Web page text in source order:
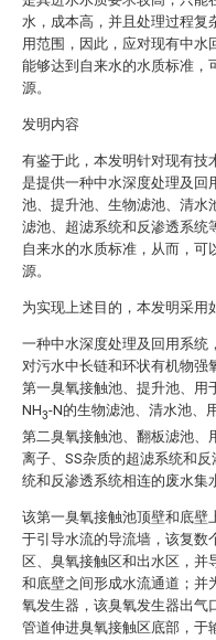
水，成本高，并且处理过程复
用范围，因此，应对现有中水
能够达到自来水的水质标准，
源。
发明内容
有鉴于此，本发明针对现有技
是提供一种中水深度处理及回
池、提升池、生物滤池、清水
滤池、超滤系统和反渗透系统
自来水的水质标准，从而，可
源。
为实现上述目的，本发明采用
一种中水深度处理及回用系统
对污水中长链和环状有机物强
第一臭氧接触池、提升池、用
NH3-N的生物滤池、清水池、
第二臭氧接触池、翻板滤池、
离子、SS杂质的超滤系统和
统和反渗透系统相连的废水集
该第一臭氧接触池顶壁和底壁
于引导水流的导流墙，该复数
区、臭氧接触区和出水区，并
和底壁之间形成水流通道；并
氧发生器，该臭氧发生器出气
管道伸进臭氧接触区底部，于